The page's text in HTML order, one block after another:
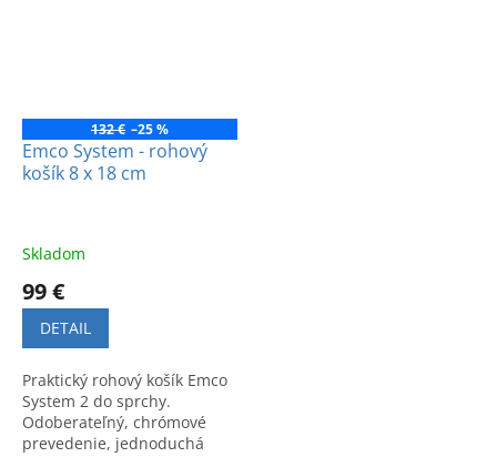
132 € –25 %
Emco System - rohový
košík 8 x 18 cm
Skladom
99 €
DETAIL
Praktický rohový košík Emco
System 2 do sprchy.
Odoberateľný, chrómové
prevedenie, jednoduchá